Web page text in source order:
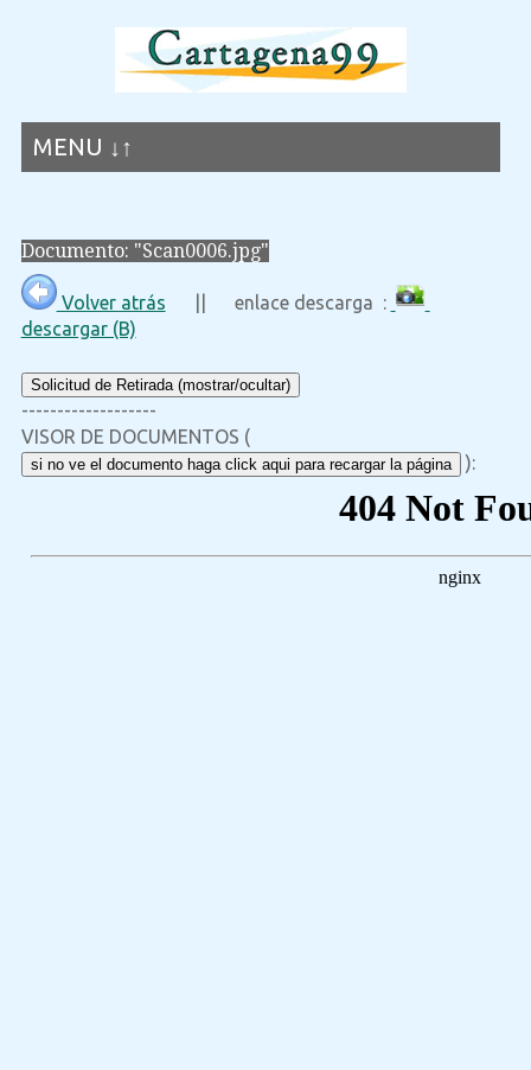
MENU ↓↑
Documento: "Scan0006.jpg"
Volver atrás || enlace descarga :
descargar (B)
Solicitud de Retirada (mostrar/ocultar)
-------------------
VISOR DE DOCUMENTOS (
si no ve el documento haga click aqui para recargar la página ):